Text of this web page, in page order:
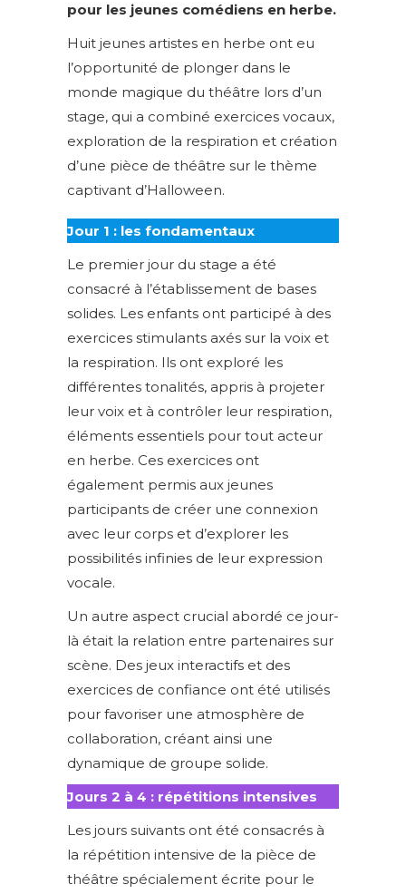
pour les jeunes comédiens en herbe.
Huit jeunes artistes en herbe ont eu
l’opportunité de plonger dans le
monde magique du théâtre lors d’un
stage, qui a combiné exercices vocaux,
exploration de la respiration et création
d’une pièce de théâtre sur le thème
captivant d’Halloween.
Jour 1 : les fondamentaux
Le premier jour du stage a été
consacré à l’établissement de bases
solides. Les enfants ont participé à des
exercices stimulants axés sur la voix et
la respiration. Ils ont exploré les
différentes tonalités, appris à projeter
leur voix et à contrôler leur respiration,
éléments essentiels pour tout acteur
en herbe. Ces exercices ont
également permis aux jeunes
participants de créer une connexion
avec leur corps et d’explorer les
possibilités infinies de leur expression
vocale.
Un autre aspect crucial abordé ce jour-
là était la relation entre partenaires sur
scène. Des jeux interactifs et des
exercices de confiance ont été utilisés
pour favoriser une atmosphère de
collaboration, créant ainsi une
dynamique de groupe solide.
Jours 2 à 4 : répétitions intensives
Les jours suivants ont été consacrés à
la répétition intensive de la pièce de
théâtre spécialement écrite pour le